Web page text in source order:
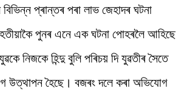
প্ৰান্তৰ পৰা লাভ জেহাদৰ ঘটনা
পুনৰ এনে এক ঘটনা পোহৰলৈ আহিছে
নিজকে হিন্দু বুলি পৰিচয় দি যুৱতীৰ সৈতে
উত্থাপন হৈছে। বজৰং দলে কৰা অভিযোগ